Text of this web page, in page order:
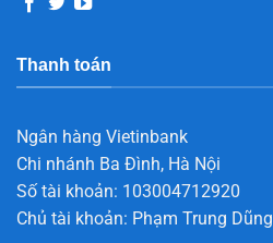
Thanh toán
Ngân hàng Vietinbank
Chi nhánh Ba Đình, Hà Nội
Số tài khoản: 103004712920
Chủ tài khoản: Phạm Trung Dũng